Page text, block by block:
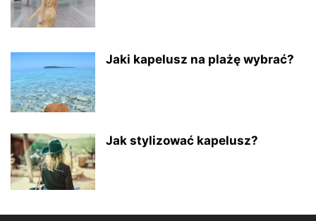
Jaki kapelusz na plażę wybrać?
Jak stylizować kapelusz?